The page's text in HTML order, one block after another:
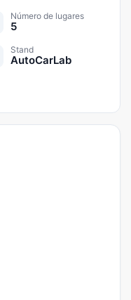
Número de lugares
5
Stand
AutoCarLab